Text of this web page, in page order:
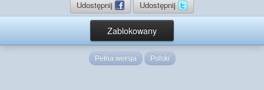
Udostępnij Udostępnij
Zablokowany
Pełna wersja Polski